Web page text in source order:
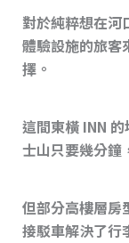
對於純粹想在河
體驗設施的旅客
擇。
這間東橫 INN
士山只要幾分鐘
但部分高樓層房
接駁車解決了行